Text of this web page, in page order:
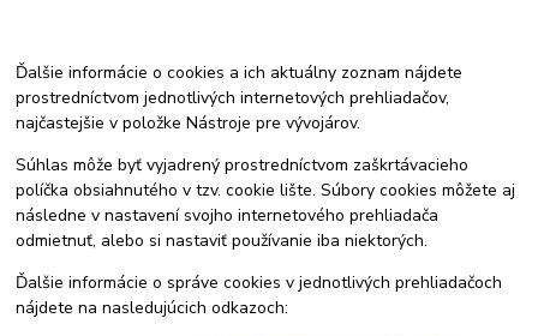
Ďalšie informácie o cookies a ich aktuálny zoznam nájdete
prostredníctvom jednotlivých internetových prehliadačov,
najčastejšie v položke Nástroje pre vývojárov.
Súhlas môže byť vyjadrený prostredníctvom zaškrtávacieho
políčka obsiahnutého v tzv. cookie lište. Súbory cookies môžete aj
následne v nastavení svojho internetového prehliadača
odmietnuť, alebo si nastaviť používanie iba niektorých.
Ďalšie informácie o správe cookies v jednotlivých prehliadačoch
nájdete na nasledujúcich odkazoch: